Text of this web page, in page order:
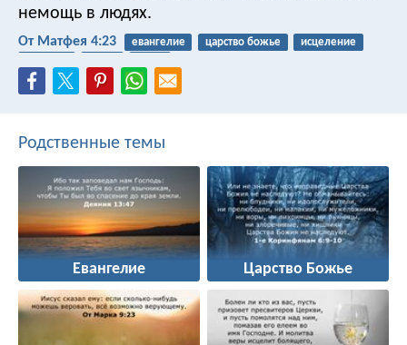
немощь в людях.
От Матфея 4:23 евангелие царство божье
исцеление
Родственные темы
Евангелие Царство Божье